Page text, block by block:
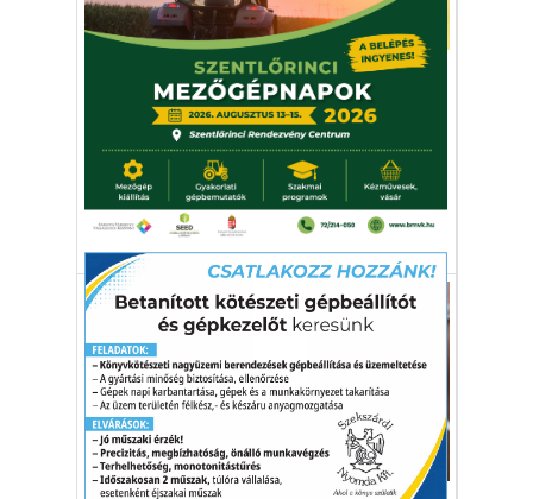
Környezetvédelem
Kihalás fenyeget minden
ötödik európai madárfajt
„Kifutunk az időből, az óra ketyeg. Nem
akarjuk látni a drámai változásokat."
kihalás klímaváltozás madár vörös lista
Egészség-életmód